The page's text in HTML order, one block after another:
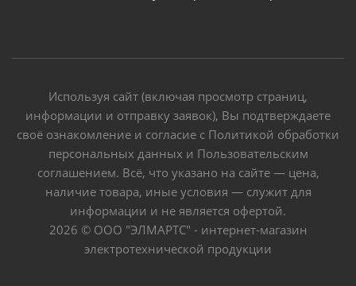
Используя сайт (включая просмотр страниц,
информации и отправку заявок), Вы подтверждаете
своё ознакомление и согласие с Политикой обработки
персональных данных и Пользовательским
соглашением. Всё, что указано на сайте — цена,
наличие товара, иные условия — служит для
информации и не является офертой.
2026 © ООО "ЭЛМАРТС" - интернет-магазин
электротехнической продукции